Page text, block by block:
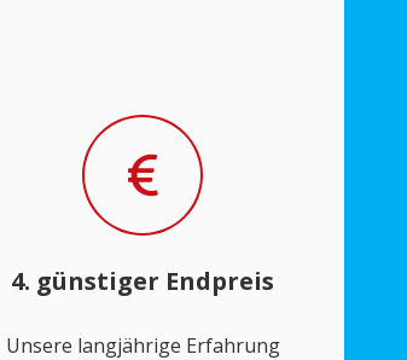
4. günstiger Endpreis
Unsere langjährige Erfahrung